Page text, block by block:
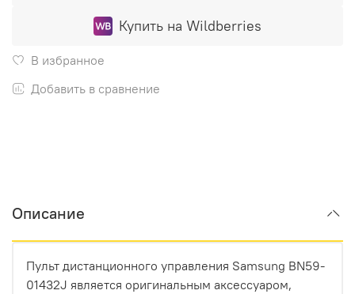
Купить на Wildberries
В избранное
Добавить в сравнение
Описание
Пульт дистанционного управления Samsung BN59-
01432J является оригинальным аксессуаром,